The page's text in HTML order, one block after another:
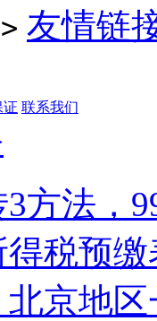
> 友情链
证 联系我们
方法，
税预
京地